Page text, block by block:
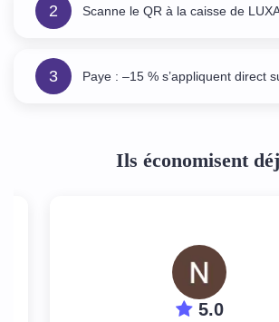
2 Scanne le QR à la caisse de
3 Paye : –15 % s’appliquent direct
Ils économisent
5.0